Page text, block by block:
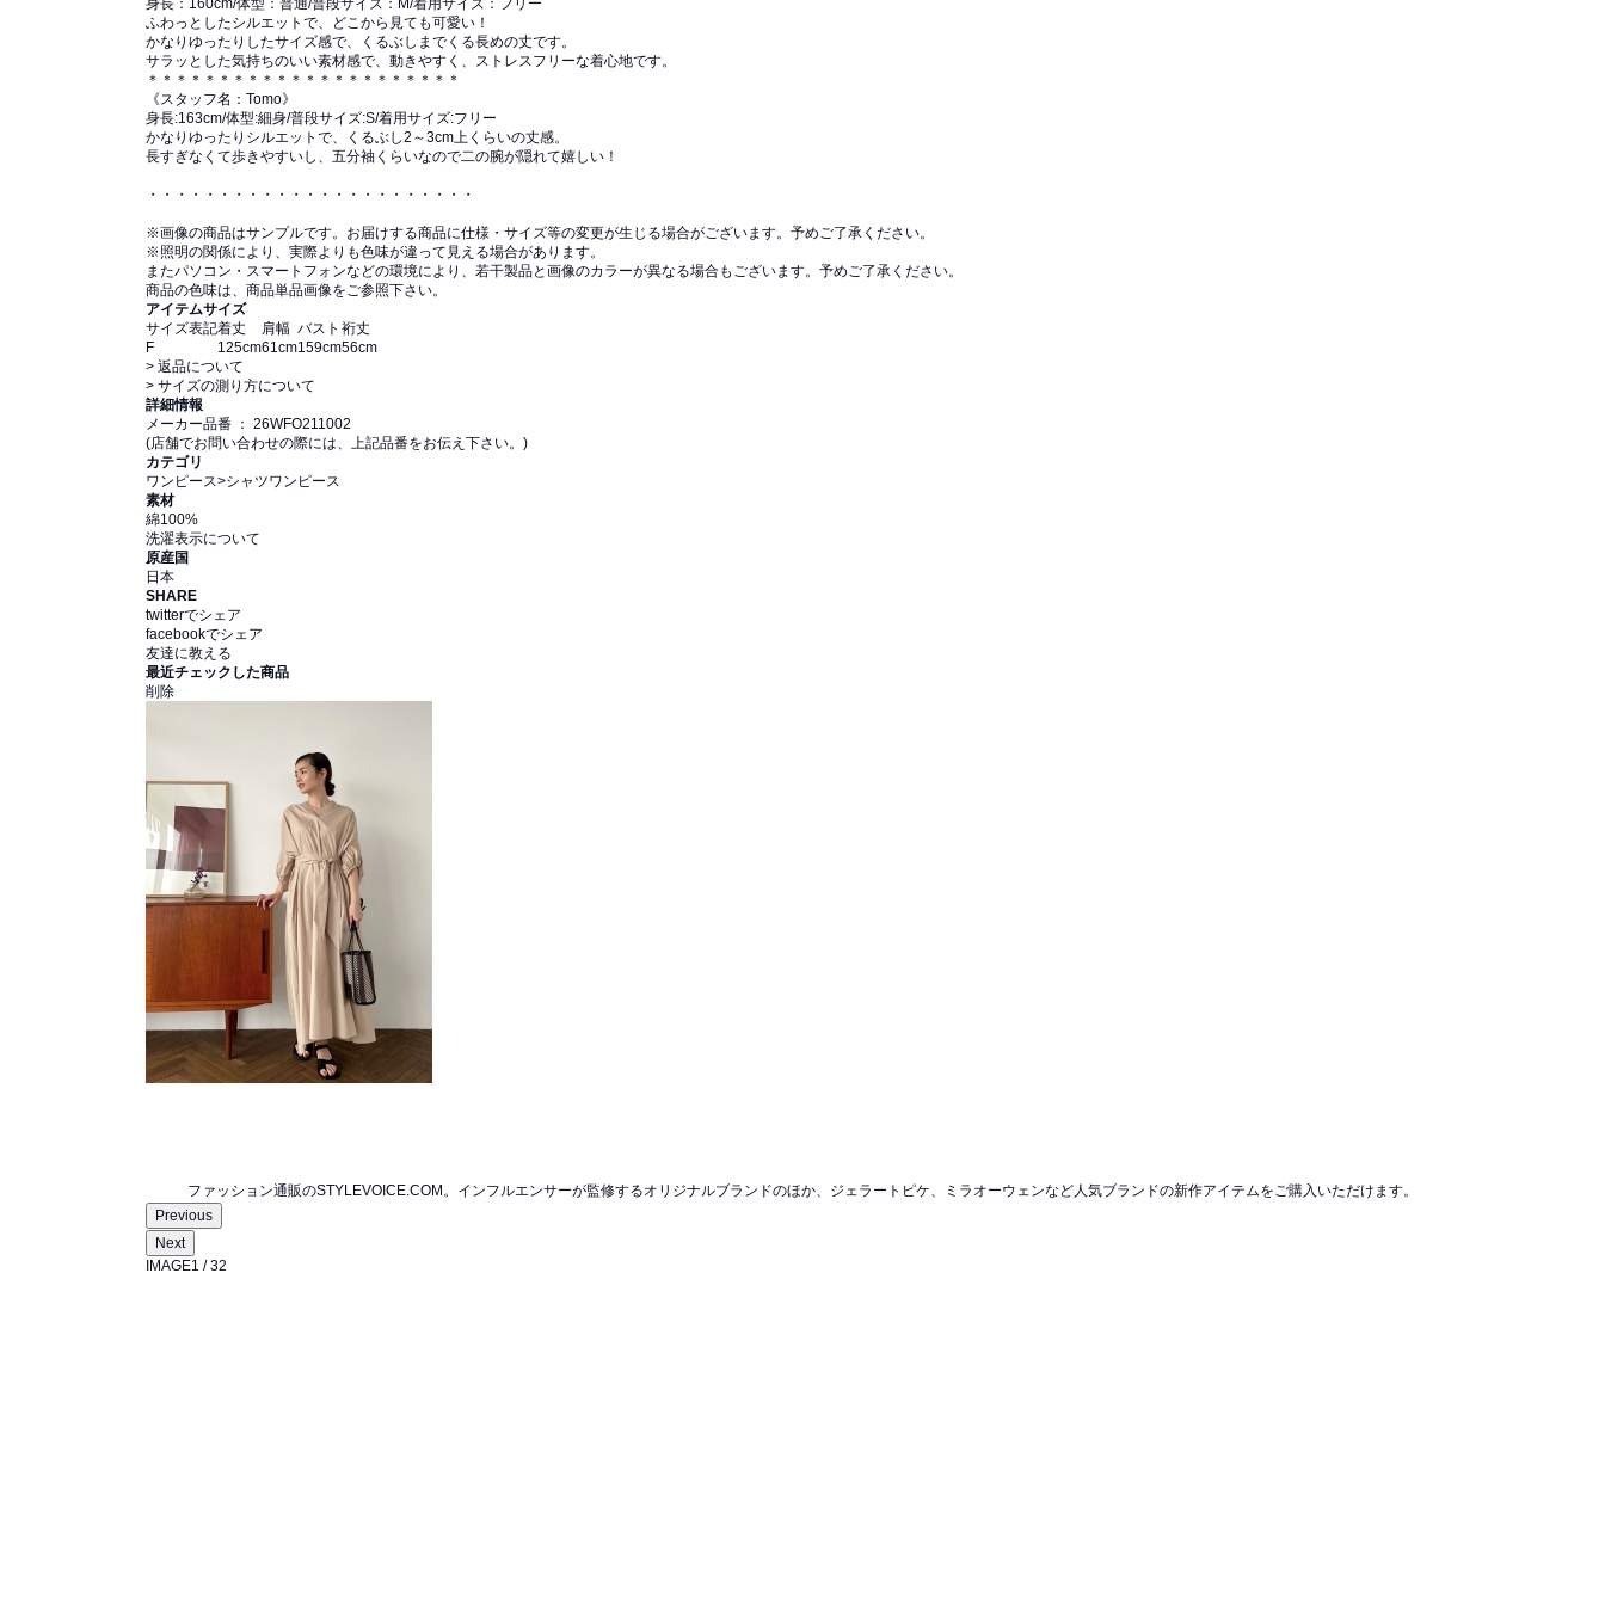
身長：160cm/体型：普通/普段サイズ：M/着用サイズ：フリー
ふわっとしたシルエットで、どこから見ても可愛い！
かなりゆったりしたサイズ感で、くるぶしまでくる長めの丈です。
サラッとした気持ちのいい素材感で、動きやすく、ストレスフリーな着心地です。
＊＊＊＊＊＊＊＊＊＊＊＊＊＊＊＊＊＊＊＊＊＊
《スタッフ名：Tomo》
身長:163cm/体型:細身/普段サイズ:S/着用サイズ:フリー
かなりゆったりシルエットで、くるぶし2～3cm上くらいの丈感。
長すぎなくて歩きやすいし、五分袖くらいなので二の腕が隠れて嬉しい！
・・・・・・・・・・・・・・・・・・・・・・・
※画像の商品はサンプルです。お届けする商品に仕様・サイズ等の変更が生じる場合がございます。予めご了承ください。
※照明の関係により、実際よりも色味が違って見える場合があります。
またパソコン・スマートフォンなどの環境により、若干製品と画像のカラーが異なる場合もございます。予めご了承ください。
商品の色味は、商品単品画像をご参照下さい。
アイテムサイズ
サイズ表記着丈 肩幅 バスト 裄丈
F
125cm61cm159cm56cm
> 返品について
> サイズの測り方について
詳細情報
メーカー品番 ： 26WFO211002
(店舗でお問い合わせの際には、上記品番をお伝え下さい。)
カテゴリ
ワンピース>シャツワンピース
素材
綿100%
洗濯表示について
原産国
日本
SHARE
twitterでシェア
facebookでシェア
友達に教える
最近チェックした商品
削除
ファッション通販のSTYLEVOICE.COM。インフルエンサーが監修するオリジナルブランドのほか、ジェラートピケ、ミラオーウェンなど人気ブランドの新作アイテムをご購入いただけます。
Previous
Next
IMAGE1 /32